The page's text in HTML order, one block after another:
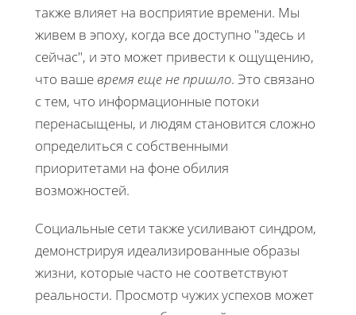
также влияет на восприятие времени. Мы
живем в эпоху, когда все доступно "здесь и
сейчас", и это может привести к ощущению,
что ваше время еще не пришло. Это связано
с тем, что информационные потоки
перенасыщены, и людям становится сложно
определиться с собственными
приоритетами на фоне обилия
возможностей.
Социальные сети также усиливают синдром,
демонстрируя идеализированные образы
жизни, которые часто не соответствуют
реальности. Просмотр чужих успехов может